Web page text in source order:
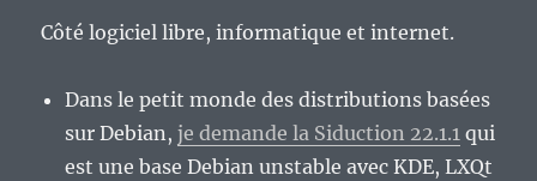
Côté logiciel libre, informatique et internet.
Dans le petit monde des distributions basées
sur Debian,je demande la Siduction 22.1.1 qui
est une base Debian unstable avec KDE, LXQt